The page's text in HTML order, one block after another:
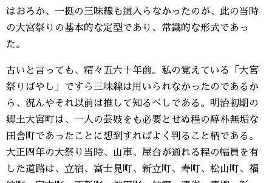
はおろか、一挺の三味線も這入らなかったのが、此の当時
の大宮祭りの基本的な定型であり、常識的な形式であっ
た。
古いと言っても、精々五六十年前。私の覚えている「大宮
祭りばやし」ですら三味線は用いられなかったのであるか
ら、況んやそれ以前は推して知るべしである。明治初期の
郷土大宮町は、一人の芸妓をも必要とせぬ程の醇朴無垢な
田舎町であったことに想到すればよく判ること柄である。
大正四年の大祭り当時、山車、屋台が通れる程の幅員を有
した道路は、立宿、富士見町、新立町、寿町、松山町、福